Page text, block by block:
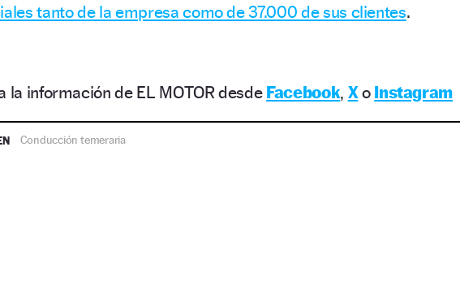
tanto de la empresa como de 37.000 de sus clientes.
la información de EL MOTOR desde Facebook, Xo Instagram
Conducción temeraria